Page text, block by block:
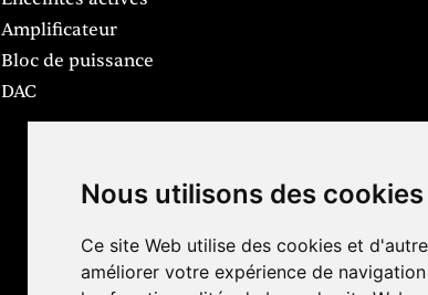
Nous utilisons des cookies
Ce site Web utilise des cookies et
améliorer votre expérience de
Amplificateur
Bloc de puissance
DAC